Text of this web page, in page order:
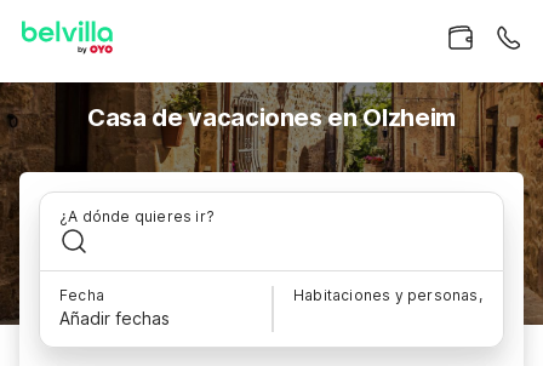
Casa de vacaciones en Olzheim
¿A dónde quieres ir?
Fecha
Añadir fechas
Habitaciones y personas,